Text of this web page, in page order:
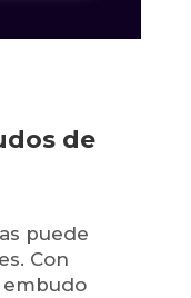
de
puede
Con
embudo